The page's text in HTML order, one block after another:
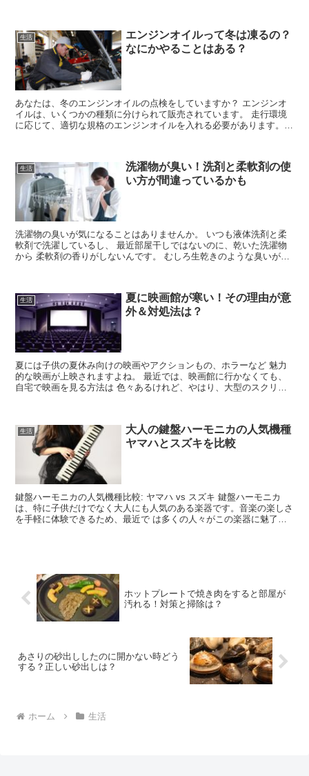
生活
エンジンオイルって冬は凍るの？
なにかやることはある？
あなたは、冬のエンジンオイルの点検をしていますか？ エンジンオ
イルは、いくつかの種類に分けられて販売されています。 走行環境
に応じて、適切な規格のエンジンオイルを入れる必要があります。
生活
洗濯物が臭い！洗剤と柔軟剤の使
い方が間違っているかも
洗濯物の臭いが気になることはありませんか。 いつも液体洗剤と柔
軟剤で洗濯しているし、 最近部屋干しではないのに、乾いた洗濯物
から 柔軟剤の香りがしないんです。 むしろ生乾きのような臭いがす
生活
夏に映画館が寒い！その理由が意
外＆対処法は？
夏には子供の夏休み向けの映画やアクションもの、ホラーなど 魅力
的な映画が上映されますよね。 最近では、映画館に行かなくても、
自宅で映画を見る方法は 色々あるけれど、やはり、大型のスクリー
生活
大人の鍵盤ハーモニカの人気機種
ヤマハとスズキを比較
鍵盤ハーモニカの人気機種比較: ヤマハ vs スズキ 鍵盤ハーモニカ
は、特に子供だけでなく大人にも人気のある楽器です。音楽の楽しさ
を手軽に体験できるため、最近で は多くの人々がこの楽器に魅了さ
ホットプレートで焼き肉をすると部屋が
汚れる！対策と掃除は？
あさりの砂出ししたのに開かない時どう
する？正しい砂出しは？
ホーム 生活